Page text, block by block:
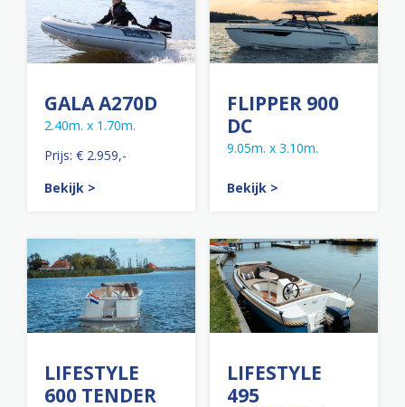
GALA A270D
2.40m. x 1.70m.
Prijs: € 2.959,-
Bekijk >
FLIPPER 900
DC
9.05m. x 3.10m.
Bekijk >
LIFESTYLE
600 TENDER
LIFESTYLE
495